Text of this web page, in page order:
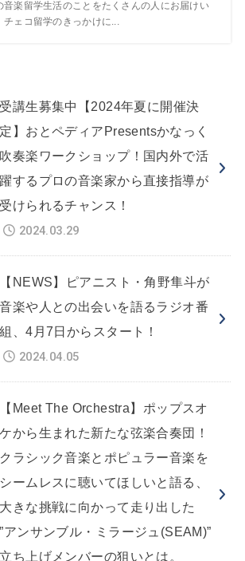
音楽留学生活のことをたくさんの人にお届けい
ェコ留学のきっかけに...
受講生募集中【2024年夏に開催決
定】おとペディアPresentsかなっく
吹奏楽ワークショップ！国内外で活
躍するプロの音楽家から直接指導が
受けられるチャンス！
2024.03.29
【NEWS】ピアニスト・角野隼斗が
音楽や人との出会いを語るラジオ番
組、4月7日からスタート！
2024.04.05
【Meet The Orchestra】ポップスオ
ケから生まれた新たな弦楽合奏団！
クラシック音楽とポピュラー音楽を
シームレスに聴いてほしいと語る、
大きな挑戦に向かって走り出した
”アンサンブル・ミラージュ(SEAM)”
立ち上げメンバーの狙いとは。